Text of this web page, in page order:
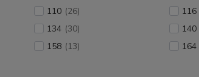
110 (26)
116
134 (30)
140
158 (13)
164